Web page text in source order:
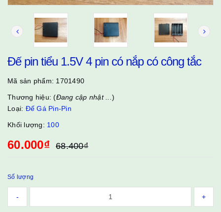
Đế pin tiểu 1.5V 4 pin có nắp có công tắc
Mã sản phẩm: 1701490
Thương hiệu: (Đang cập nhật ... )
Loại: Đế Gá Pin-Pin
Khối lượng: 100
60.000₫ 68.400₫
Số lượng
- +